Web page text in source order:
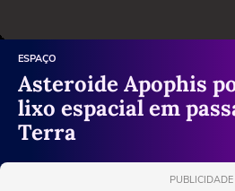
ESPAÇO
Asteroide Apophis
lixo espacial em
Terra
PUBLICIDADE